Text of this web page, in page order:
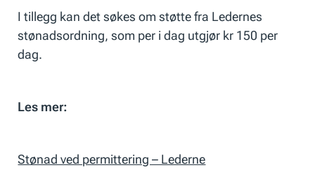
I tillegg kan det søkes om støtte fra Ledernes
stønadsordning, som per i dag utgjør kr 150 per
dag.
Les mer:
Stønad ved permittering – Lederne